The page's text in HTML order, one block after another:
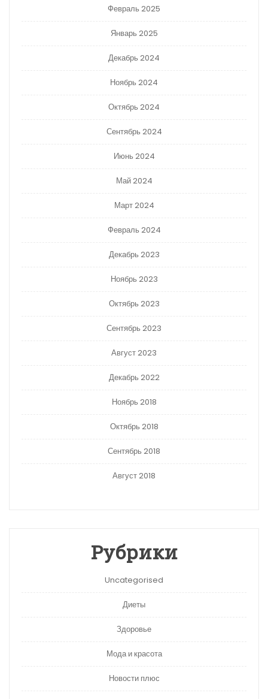
Февраль 2025
Январь 2025
Декабрь 2024
Ноябрь 2024
Октябрь 2024
Сентябрь 2024
Июнь 2024
Май 2024
Март 2024
Февраль 2024
Декабрь 2023
Ноябрь 2023
Октябрь 2023
Сентябрь 2023
Август 2023
Декабрь 2022
Ноябрь 2018
Октябрь 2018
Сентябрь 2018
Август 2018
Рубрики
Uncategorised
Диеты
Здоровье
Мода и красота
Новости плюс